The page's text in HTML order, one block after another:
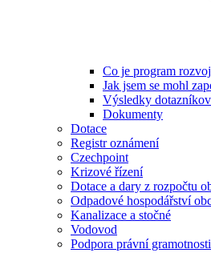
Co je program
Jak jsem se mohl
Výsledky
Dokumenty
Dotace
Registr oznámení
Czechpoint
Krizové řízení
Dotace a dary z rozpočtu
Odpadové hospodářství
Kanalizace a stočné
Vodovod
Podpora právní